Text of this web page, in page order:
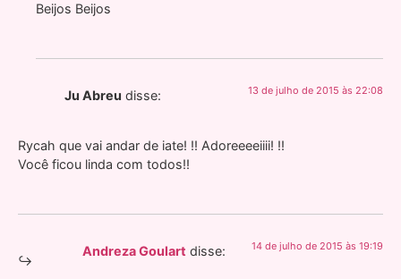
Beijos Beijos
Ju Abreu disse: 13 de julho de 2015 às 22:08
Rycah que vai andar de iate! !! Adoreeeeiiii! !!
Você ficou linda com todos!!
Andreza Goulart disse: 14 de julho de 2015 às 19:19